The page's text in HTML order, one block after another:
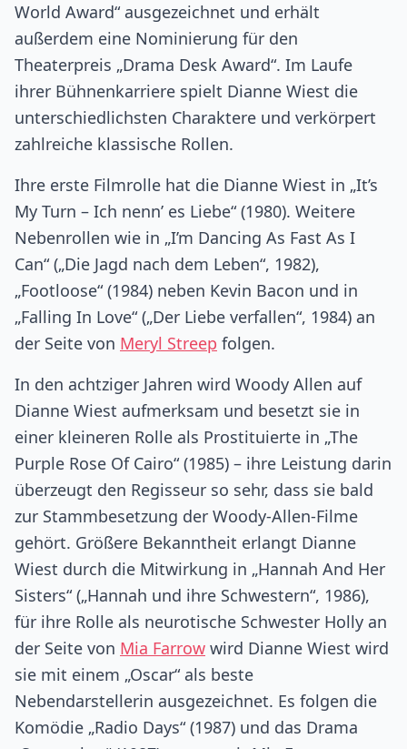
World Award“ ausgezeichnet und erhält
außerdem eine Nominierung für den
Theaterpreis „Drama Desk Award“. Im Laufe
ihrer Bühnenkarriere spielt Dianne Wiest die
unterschiedlichsten Charaktere und verkörpert
zahlreiche klassische Rollen.
Ihre erste Filmrolle hat die Dianne Wiest in „It’s
My Turn – Ich nenn’ es Liebe“ (1980). Weitere
Nebenrollen wie in „I’m Dancing As Fast As I
Can“ („Die Jagd nach dem Leben“, 1982),
„Footloose“ (1984) neben Kevin Bacon und in
„Falling In Love“ („Der Liebe verfallen“, 1984) an
der Seite von Meryl Streep folgen.
In den achtziger Jahren wird Woody Allen auf
Dianne Wiest aufmerksam und besetzt sie in
einer kleineren Rolle als Prostituierte in „The
Purple Rose Of Cairo“ (1985) – ihre Leistung darin
überzeugt den Regisseur so sehr, dass sie bald
zur Stammbesetzung der Woody-Allen-Filme
gehört. Größere Bekanntheit erlangt Dianne
Wiest durch die Mitwirkung in „Hannah And Her
Sisters“ („Hannah und ihre Schwestern“, 1986),
für ihre Rolle als neurotische Schwester Holly an
der Seite von Mia Farrow wird Dianne Wiest wird
sie mit einem „Oscar“ als beste
Nebendarstellerin ausgezeichnet. Es folgen die
Komödie „Radio Days“ (1987) und das Drama